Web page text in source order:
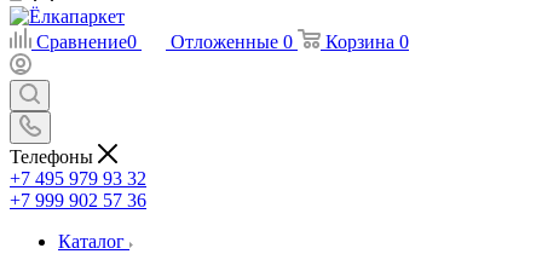
Сравнение0 Отложенные 0 Корзина 0
Телефоны
+7 495 979 93 32
+7 999 902 57 36
Каталог